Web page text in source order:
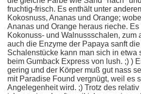
fruchtig-frisch. Es enthält unter
Kokosnuss, Ananas und Orange;
Ananas und Orange heraus rieche.
Kokonuss- und Walnussschalen, zum
auch die Enzyme der Papaya sanft
Schalenstücke kann man sich in etwa
beim Gumback Express von lush. ;) )
gering und der Körper muß gut nass
mit Paradise Found vergnügt, weil es
Angelegenheit wird. ;) Trotz des